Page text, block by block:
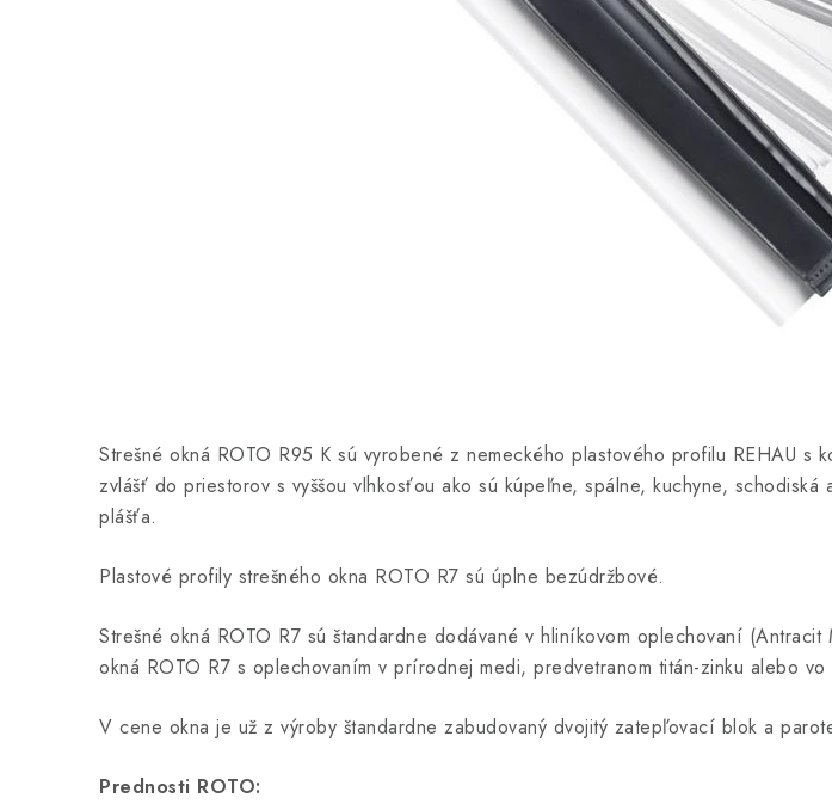
Strešné okná ROTO R95 K sú vyrobené z nemeckého plastového profilu REHAU s
zvlášť do priestorov s vyššou vlhkosťou ako sú kúpeľne, spálne, kuchyne,
plášťa.
Plastové profily strešného okna ROTO R7 sú úplne bezúdržbové.
Strešné okná ROTO R7 sú štandardne dodávané v hliníkovom oplechovaní
okná ROTO R7 s oplechovaním v prírodnej medi, predvetranom titán-zinku alebo vo
V cene okna je už z výroby štandardne zabudovaný dvojitý zatepľovací blok a
Prednosti ROTO: